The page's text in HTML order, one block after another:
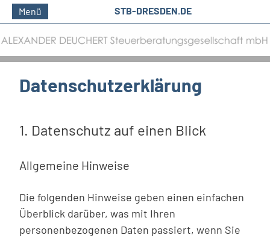
Menü STB-DRESDEN.DE
Datenschutzerklärung
1. Datenschutz auf einen Blick
Allgemeine Hinweise
Die folgenden Hinweise geben einen einfachen
Überblick darüber, was mit Ihren
personenbezogenen Daten passiert, wenn Sie